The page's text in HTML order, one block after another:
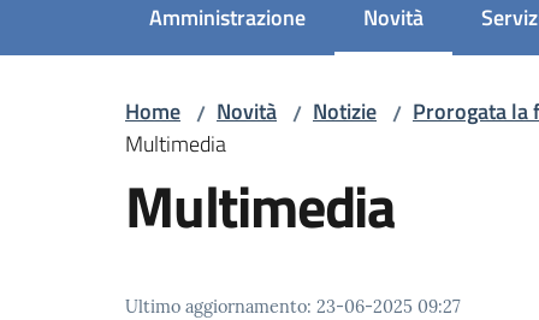
Amministrazione Novità
Menu selezionato
Home / Novità / Notizie / Prorogata la
Multimedia
Multimedia
Ultimo aggiornamento: 23-06-2025 09:27